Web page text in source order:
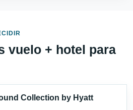
vuelo + hotel para
Collection by Hyatt